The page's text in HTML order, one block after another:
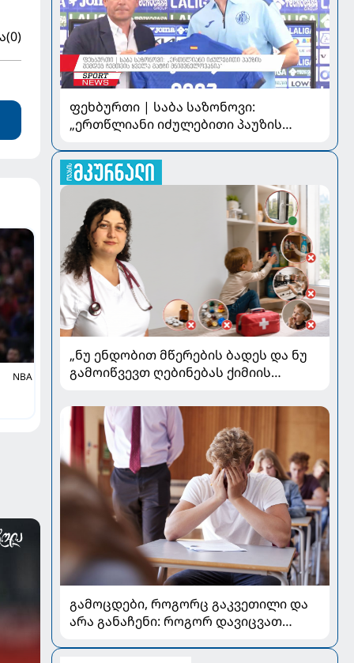
(0)
NBA
ფეხბურთი | საბა საზონოვი:
„ერთწლიანი იძულებითი პაუზის
მნიშვნელოვანია“
„ნუ ენდობით მწერების ბადეს და ნუ
გამოიწვევთ ღებინებას ქიმიის
ბავშვი კრიტიკულ სიტუაციაში,
პედიატრ სალომე ახვლედიანის
რჩევები
გამოცდები, როგორც გაკვეთილი და
არა განაჩენი: როგორ დავიცვათ